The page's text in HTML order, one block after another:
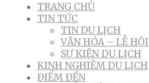
TRANG CHỦ
TIN TỨC
TIN DU LỊCH
VĂN HÓA – LỄ HỘI
SỰ KIỆN DU LỊCH
KINH NGHIỆM DU LỊCH
ĐIỂM ĐẾN